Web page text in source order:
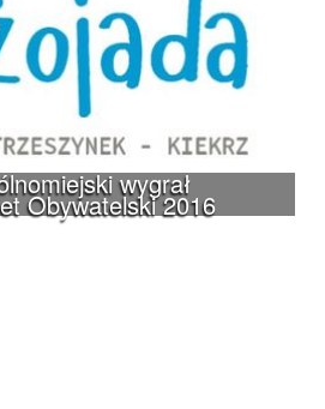
wygrał
Obywatelski 2016